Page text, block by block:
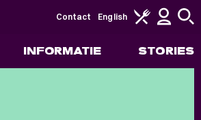
INFORMATIE STORIES
Contact English